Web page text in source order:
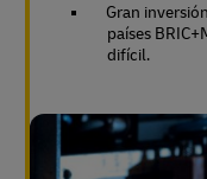
Gran
países
difícil.